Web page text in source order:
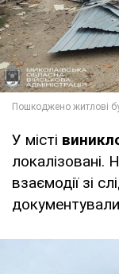
У місті
локалізовані.
взаємодії зі